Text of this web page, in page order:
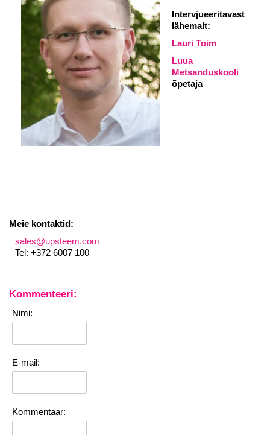
Intervjueeritavast
lähemalt:
Lauri Toim
Luua
Metsanduskooli
õpetaja
Meie kontaktid:
sales@upsteem.com
Tel: +372 6007 100
Kommenteeri:
Nimi:
E-mail:
Kommentaar: